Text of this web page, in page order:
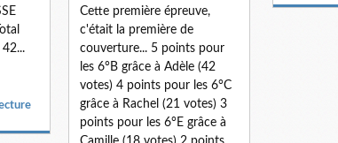
Cette première épreuve,
c'était la première de
couverture... 5 points pour
les 6°B grâce à Adèle (42
votes) 4 points pour les 6°C
grâce à Rachel (21 votes) 3
points pour les 6°E grâce à